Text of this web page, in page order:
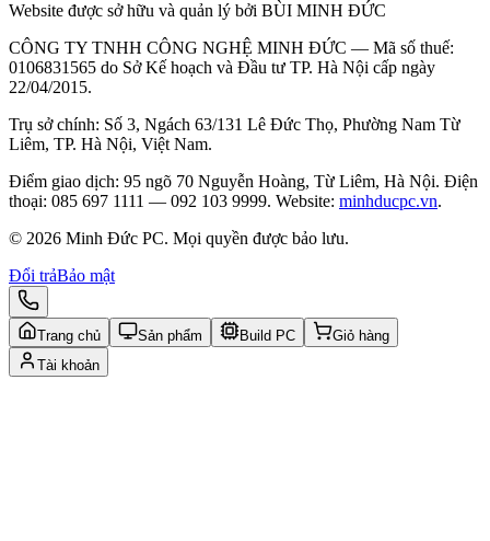
Website được sở hữu và quản lý bởi BÙI MINH ĐỨC
CÔNG TY TNHH CÔNG NGHỆ MINH ĐỨC — Mã số thuế:
0106831565 do Sở Kế hoạch và Đầu tư TP. Hà Nội cấp ngày
22/04/2015.
Trụ sở chính: Số 3, Ngách 63/131 Lê Đức Thọ, Phường Nam Từ
Liêm, TP. Hà Nội, Việt Nam.
Điểm giao dịch: 95 ngõ 70 Nguyễn Hoàng, Từ Liêm, Hà Nội. Điện
thoại: 085 697 1111 — 092 103 9999. Website: minhducpc.vn.
© 2026 Minh Đức PC. Mọi quyền được bảo lưu.
Đổi trảBảo mật
Trang chủ Sản phẩm Build PC
Giỏ hàng
Tài khoản